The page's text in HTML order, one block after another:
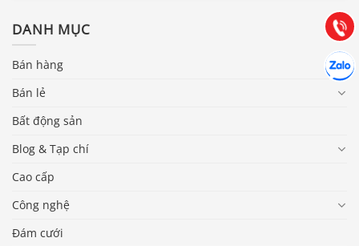
DANH MỤC
Bán hàng
Bán lẻ
Bất động sản
Blog & Tạp chí
Cao cấp
Công nghệ
Đám cưới
Gọi
(028) 22.166.144
Chát